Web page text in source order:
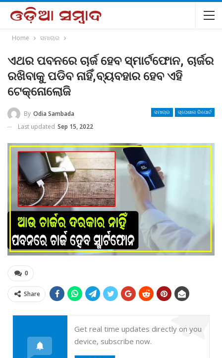
Home ସମାଚାର
ଏଥର ପବନରେ ଚାର୍ଜ ହେବ ସ୍ମାର୍ଟଫୋନ, ଚାର୍ଜର
ରଖିବାକୁ ପଡିବ ନାହିଁ,ବ୍ୟବହାର ହେବ ଏହି
ଟେକ୍ନୋଲୋଜି
ସମାଚାର ସ୍ପେଶାଲ ରିପୋର୍ଟ
By Odia Sambada
Last updated Sep 15, 2022
0
Share
Get real time updates directly on you
device, subscribe now.